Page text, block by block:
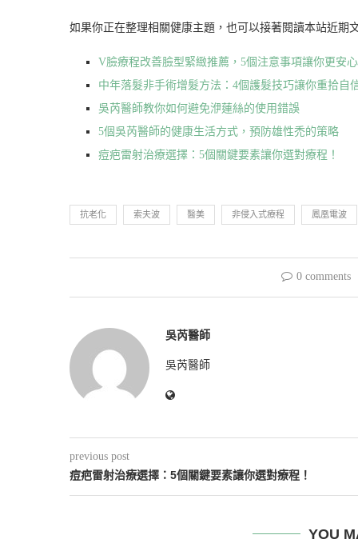
如果你正在整理相關健康主題，也可以接著閱讀本站近期
V臉療程改善臉型緊緻推薦，5個注意事項讓你更安
中年落髮非手術增髮方法：4個護髮技巧讓你重拾自
吳芮醫師教你如何避免洢蓮絲的使用錯誤
5個吳芮醫師的健康生活方式，預防雄性禿的策略
痘疤雷射治療選擇：5個關鍵要素讓你選對療程！
抗老化 索夫波 醫美 非侵入式療程 鳳凰電波
0 comments
吳芮醫師
吳芮醫師
previous post
痘疤雷射治療選擇：5個關鍵要素讓你選對療程！
YOU